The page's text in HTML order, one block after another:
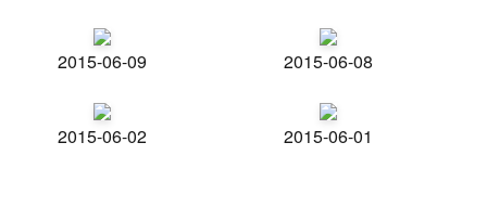
2015-06-09 2015-06-08
2015-06-02 2015-06-01